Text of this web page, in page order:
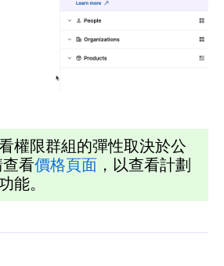
權限群組的彈性取決於公
看價格頁面 ，以查看計劃
能。